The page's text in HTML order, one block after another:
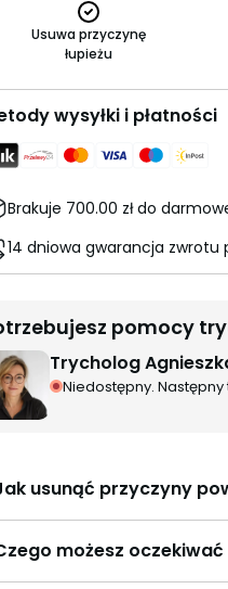
Usuwa przyczynę
łupieżu
wysyłki i płatności
Brakuje 700.00 złdo
14 dniowa gwarancja zwrotu
pomocy
Trycholog
Niedostępny. Następny
usunąć przyczyny
możesz oczekiwać